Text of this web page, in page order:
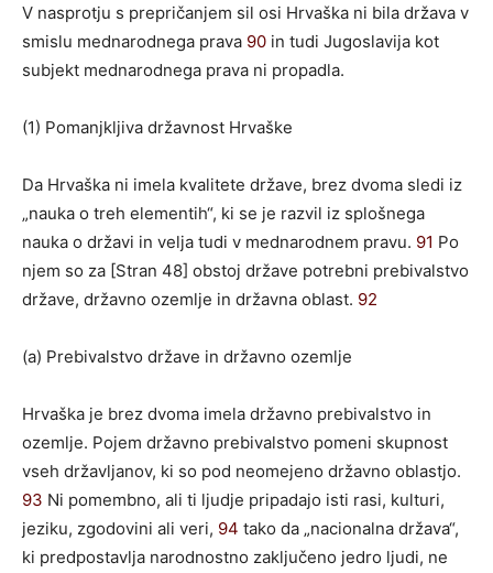
V nasprotju s prepričanjem sil osi Hrvaška ni bila država v
smislu mednarodnega prava 90 in tudi Jugoslavija kot
subjekt mednarodnega prava ni propadla.
(1) Pomanjkljiva državnost Hrvaške
Da Hrvaška ni imela kvalitete države, brez dvoma sledi iz
„nauka o treh elementih“, ki se je razvil iz splošnega
nauka o državi in velja tudi v mednarodnem pravu. 91 Po
njem so za [Stran 48] obstoj države potrebni prebivalstvo
države, državno ozemlje in državna oblast. 92
(a) Prebivalstvo države in državno ozemlje
Hrvaška je brez dvoma imela državno prebivalstvo in
ozemlje. Pojem državno prebivalstvo pomeni skupnost
vseh državljanov, ki so pod neomejeno državno oblastjo.
93 Ni pomembno, ali ti ljudje pripadajo isti rasi, kulturi,
jeziku, zgodovini ali veri, 94 tako da „nacionalna država“,
ki predpostavlja narodnostno zaključeno jedro ljudi, ne